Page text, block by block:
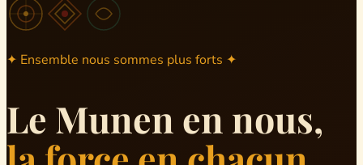
✦ Ensemble nous sommes plus forts ✦
Le Munen en nous,